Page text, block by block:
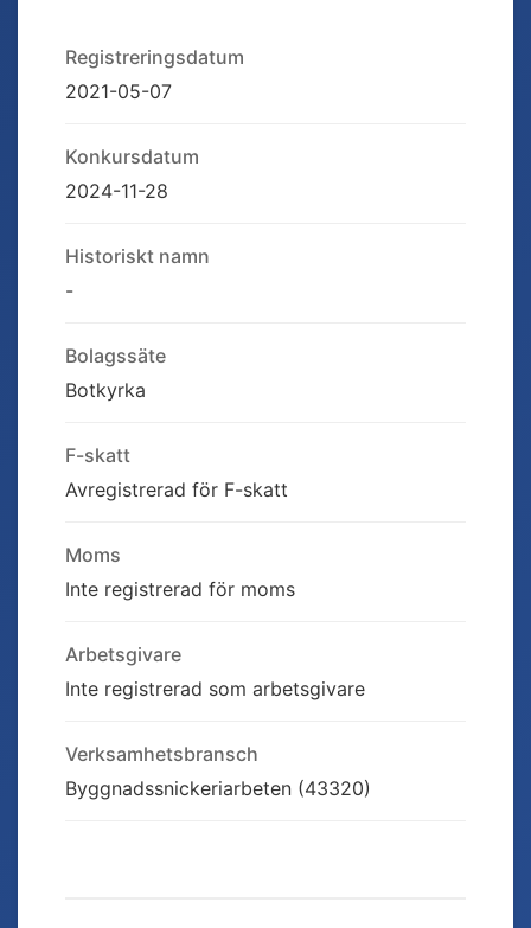
Registreringsdatum
2021-05-07
Konkursdatum
2024-11-28
Historiskt namn
-
Bolagssäte
Botkyrka
F-skatt
Avregistrerad för F-skatt
Moms
Inte registrerad för moms
Arbetsgivare
Inte registrerad som arbetsgivare
Verksamhetsbransch
Byggnadssnickeriarbeten (43320)